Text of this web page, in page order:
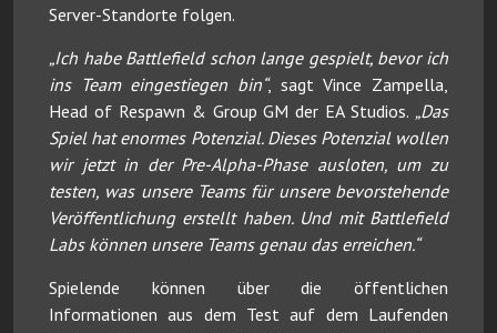
Server-Standorte folgen.
„Ich habe Battlefield schon lange gespielt, bevor ich
ins Team eingestiegen bin“, sagt Vince Zampella,
Head of Respawn & Group GM der EA Studios. „Das
Spiel hat enormes Potenzial. Dieses Potenzial wollen
wir jetzt in der Pre-Alpha-Phase ausloten, um zu
testen, was unsere Teams für unsere bevorstehende
Veröffentlichung erstellt haben. Und mit Battlefield
Labs können unsere Teams genau das erreichen.“
Spielende können über die öffentlichen
Informationen aus dem Test auf dem Laufenden